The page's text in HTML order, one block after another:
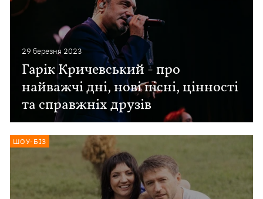
29 березня 2023
Гарік Кричевський - про
найважчі дні, нові пісні, цінності
та справжніх друзів
ШОУ-БІЗ